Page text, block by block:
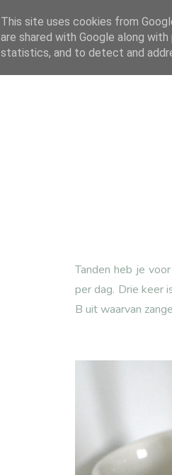
Tanden heb je
per dag. Drie keer
B uit waarvan
This site uses cookies from
are shared with Google along
statistics, and to detect and